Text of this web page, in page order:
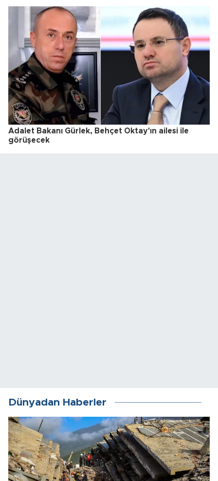
Adalet Bakanı Gürlek, Behçet Oktay'ın ailesi ile
görüşecek
Dünyadan Haberler